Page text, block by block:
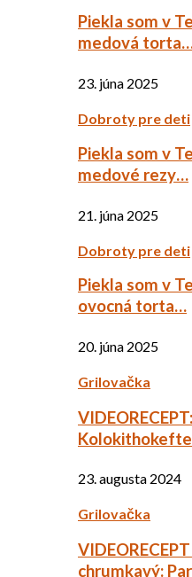
Piekla som v
medová
23. júna 2025
Dobroty pre deti
Piekla som v
medové rezy…
21. júna 2025
Dobroty pre deti
Piekla som v
ovocná torta…
20. júna 2025
Grilovačka
23. augusta 2024
Grilovačka
chrumkavý: